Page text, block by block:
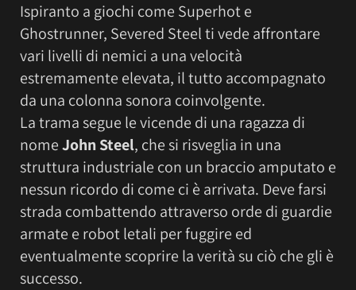
Ispiranto a giochi come Superhot e
Ghostrunner, Severed Steel ti vede affrontare
vari livelli di nemici a una velocità
estremamente elevata, il tutto accompagnato
da una colonna sonora coinvolgente.
La trama segue le vicende di una ragazza di
nomeJohn Steel, che si risveglia in una
struttura industriale con un braccio amputato e
nessun ricordo di come ci è arrivata. Deve farsi
strada combattendo attraverso orde di guardie
armate e robot letali per fuggire ed
eventualmente scoprire la verità su ciò che gli è
successo.